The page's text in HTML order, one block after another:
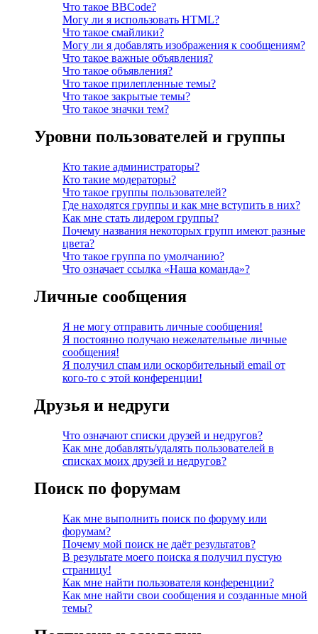
Что такое BBCode?
Могу ли я использовать HTML?
Что такое смайлики?
Могу ли я добавлять изображения к сообщениям?
Что такое важные объявления?
Что такое объявления?
Что такое прилепленные темы?
Что такое закрытые темы?
Что такое значки тем?
Уровни пользователей и группы
Кто такие администраторы?
Кто такие модераторы?
Что такое группы пользователей?
Где находятся группы и как мне вступить в них?
Как мне стать лидером группы?
Почему названия некоторых групп имеют разные
цвета?
Что такое группа по умолчанию?
Что означает ссылка «Наша команда»?
Личные сообщения
Я не могу отправить личные сообщения!
Я постоянно получаю нежелательные личные
сообщения!
Я получил спам или оскорбительный email от
кого-то с этой конференции!
Друзья и недруги
Что означают списки друзей и недругов?
Как мне добавлять/удалять пользователей в
списках моих друзей и недругов?
Поиск по форумам
Как мне выполнить поиск по форуму или
форумам?
Почему мой поиск не даёт результатов?
В результате моего поиска я получил пустую
страницу!
Как мне найти пользователя конференции?
Как мне найти свои сообщения и созданные мной
темы?